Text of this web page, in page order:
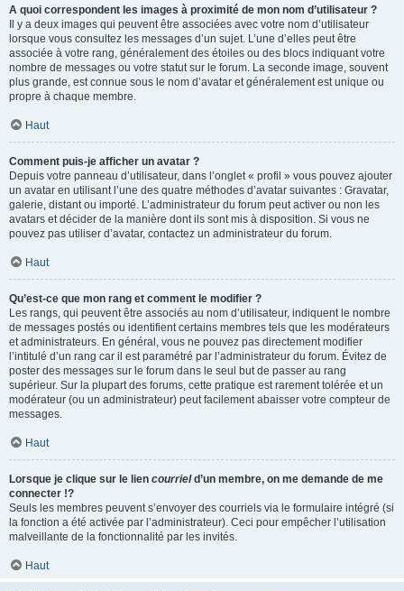
A quoi correspondent les images à proximité de mon nom d’utilisateur ?
Il y a deux images qui peuvent être associées avec votre nom d’utilisateur
lorsque vous consultez les messages d’un sujet. L’une d’elles peut être
associée à votre rang, généralement des étoiles ou des blocs indiquant votre
nombre de messages ou votre statut sur le forum. La seconde image, souvent
plus grande, est connue sous le nom d’avatar et généralement est unique ou
propre à chaque membre.
Haut
Comment puis-je afficher un avatar ?
Depuis votre panneau d’utilisateur, dans l’onglet « profil » vous pouvez ajouter
un avatar en utilisant l’une des quatre méthodes d’avatar suivantes : Gravatar,
galerie, distant ou importé. L’administrateur du forum peut activer ou non les
avatars et décider de la manière dont ils sont mis à disposition. Si vous ne
pouvez pas utiliser d’avatar, contactez un administrateur du forum.
Haut
Qu’est-ce que mon rang et comment le modifier ?
Les rangs, qui peuvent être associés au nom d’utilisateur, indiquent le nombre
de messages postés ou identifient certains membres tels que les modérateurs
et administrateurs. En général, vous ne pouvez pas directement modifier
l’intitulé d’un rang car il est paramétré par l’administrateur du forum. Évitez de
poster des messages sur le forum dans le seul but de passer au rang
supérieur. Sur la plupart des forums, cette pratique est rarement tolérée et un
modérateur (ou un administrateur) peut facilement abaisser votre compteur de
messages.
Haut
Lorsque je clique sur le lien courrield’un membre, on me demande de me
connecter !?
Seuls les membres peuvent s’envoyer des courriels via le formulaire intégré (si
la fonction a été activée par l’administrateur). Ceci pour empêcher l’utilisation
malveillante de la fonctionnalité par les invités.
Haut